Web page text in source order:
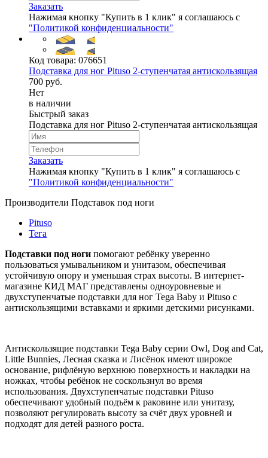
Заказать
Нажимая кнопку "Купить в 1 клик" я соглашаюсь с
"Политикой конфиденциальности"
Код товара: 076651
Подставка для ног Pituso 2-ступенчатая антискользящая
700 руб.
Нет
в наличии
Быстрый заказ
Подставка для ног Pituso 2-ступенчатая антискользящая
Заказать
Нажимая кнопку "Купить в 1 клик" я соглашаюсь с
"Политикой конфиденциальности"
Производители Подставок под ноги
Pituso
Тега
Подставки под ноги помогают ребёнку уверенно
пользоваться умывальником и унитазом, обеспечивая
устойчивую опору и уменьшая страх высоты. В интернет-
магазине КИД МАГ представлены одноуровневые и
двухступенчатые подставки для ног Tega Baby и Pituso с
антискользящими вставками и яркими детскими рисунками.
Антискользящие подставки Tega Baby серии Owl, Dog and Cat,
Little Bunnies, Лесная сказка и Лисёнок имеют широкое
основание, рифлёную верхнюю поверхность и накладки на
ножках, чтобы ребёнок не соскользнул во время
использования. Двухступенчатые подставки Pituso
обеспечивают удобный подъём к раковине или унитазу,
позволяют регулировать высоту за счёт двух уровней и
подходят для детей разного роста.